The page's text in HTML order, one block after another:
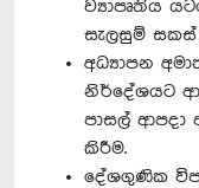
ව්‍යාපෘතිය
සැලසුම් සකස්
අධ්‍යාපන
නිර්දේශයට
පාසල් ආපදා
කිරීම.
දේශගුණික